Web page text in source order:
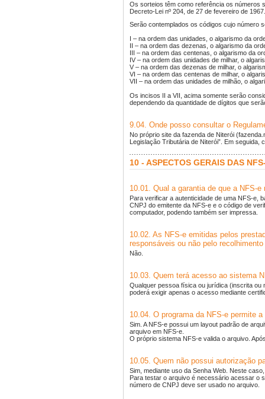
Os sorteios têm como referência os números
Decreto-Lei nº 204, de 27 de fevereiro de 1967.
Serão contemplados os códigos cujo número
I – na ordem das unidades, o algarismo da
II – na ordem das dezenas, o algarismo da
III – na ordem das centenas, o algarismo da
IV – na ordem das unidades de milhar, o
V – na ordem das dezenas de milhar, o
VI – na ordem das centenas de milhar, o
VII – na ordem das unidades de milhão, o
Os incisos II a VII, acima somente serão
dependendo da quantidade de dígitos que
9.04. Onde posso consultar o
No próprio site da fazenda de Niterói
Legislação Tributária de Niterói”. Em seguida,
10 - ASPECTOS GERAIS DAS
10.01. Qual a garantia de que a NFS-e
Para verificar a autenticidade de uma NFS-e,
CNPJ do emitente da NFS-e e o código de
computador, podendo também ser impressa.
10.02. As NFS-e emitidas pelos
responsáveis ou não pelo
Não.
10.03. Quem terá acesso ao sistema
Qualquer pessoa física ou jurídica (inscrita ou
poderá exigir apenas o acesso mediante
10.04. O programa da NFS-e permite
Sim. A NFS-e possui um layout padrão de
arquivo em NFS-e.
O próprio sistema NFS-e valida o arquivo.
10.05. Quem não possui autorização
Sim, mediante uso da Senha Web. Neste
Para testar o arquivo é necessário acessar o
número de CNPJ deve ser usado no arquivo.